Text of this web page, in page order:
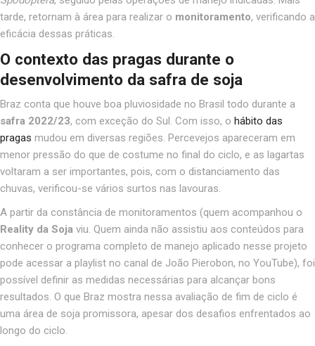
tarde, retornam à área para realizar o monitoramento, verificando a
eficácia dessas práticas.
O contexto das pragas durante o
desenvolvimento da safra de soja
Braz conta que houve boa pluviosidade no Brasil todo durante a
safra 2022/23, com exceção do Sul. Com isso, o hábito das
pragas mudou em diversas regiões. Percevejos apareceram em
menor pressão do que de costume no final do ciclo, e as lagartas
voltaram a ser importantes, pois, com o distanciamento das
chuvas, verificou-se vários surtos nas lavouras.
A partir da constância de monitoramentos (quem acompanhou o
Reality da Soja viu. Quem ainda não assistiu aos conteúdos para
conhecer o programa completo de manejo aplicado nesse projeto
pode acessar a playlist no canal de João Pierobon, no YouTube), foi
possível definir as medidas necessárias para alcançar bons
resultados. O que Braz mostra nessa avaliação de fim de ciclo é
uma área de soja promissora, apesar dos desafios enfrentados ao
longo do ciclo.